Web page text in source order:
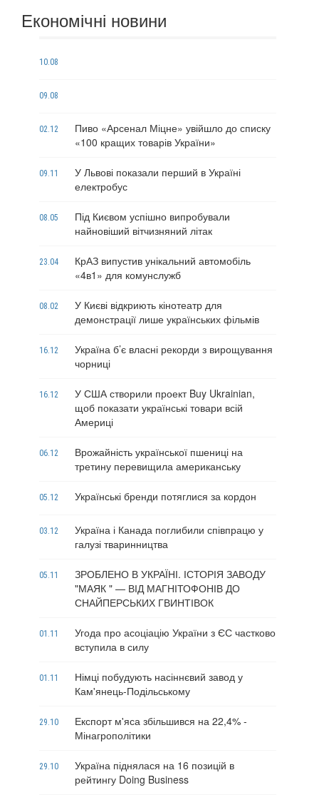
Економічні новини
10.08
09.08
02.12
Пиво «Арсенал Міцне» увійшло до списку
«100 кращих товарів України»
09.11
У Львові показали перший в Україні
електробус
08.05
Під Києвом успішно випробували
найновіший вітчизняний літак
23.04
КрАЗ випустив унікальний автомобіль
«4в1» для комунслужб
08.02
У Києві відкриють кінотеатр для
демонстрації лише українських фільмів
16.12
Україна б’є власні рекорди з вирощування
чорниці
16.12
У США створили проект Buy Ukrainian,
щоб показати українські товари всій
Америці
06.12
Врожайність української пшениці на
третину перевищила американську
05.12 Українські бренди потяглися за кордон
03.12
Україна і Канада поглибили співпрацю у
галузі тваринництва
05.11
ЗРОБЛЕНО В УКРАЇНІ. ІСТОРІЯ ЗАВОДУ
"МАЯК " — ВІД МАГНІТОФОНІВ ДО
СНАЙПЕРСЬКИХ ГВИНТІВОК
01.11
Угода про асоціацію України з ЄС частково
вступила в силу
01.11
Німці побудують насіннєвий завод у
Кам'янець-Подільському
29.10
Експорт м'яса збільшився на 22,4% -
Мінагрополітики
29.10
Україна піднялася на 16 позицій в
рейтингу Doing Business